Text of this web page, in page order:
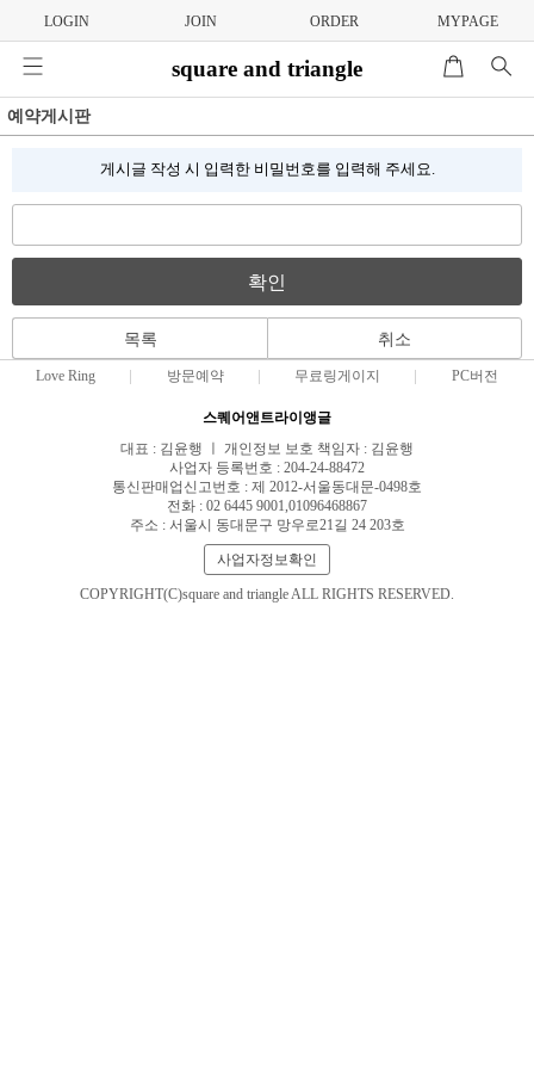
LOGIN JOIN ORDER MYPAGE
square and triangle
예약게시판
게시글 작성 시 입력한 비밀번호를 입력해 주세요.
확인
목록 취소
Love Ring 방문예약 무료링게이지 PC버전
스퀘어앤트라이앵글
대표 : 김윤행 ㅣ 개인정보 보호 책임자 : 김윤행
사업자 등록번호 : 204-24-88472
통신판매업신고번호 : 제 2012-서울동대문-0498호
전화 : 02 6445 9001,01096468867
주소 : 서울시 동대문구 망우로21길 24 203호
사업자정보확인
COPYRIGHT(C)square and triangle ALL RIGHTS RESERVED.